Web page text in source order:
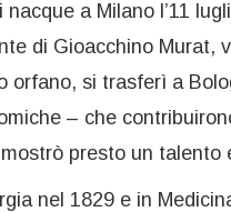
nacque a Milano l’11
di Gioacchino Murat,
orfano, si trasferì a
– che
presto un talento
nel 1829 e in